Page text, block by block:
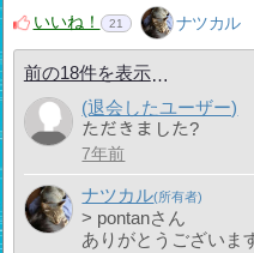
いいね！
21 ナツカル
前の18件を表示
(退会したユーザー)
ただきました?
7年前
ナツカル
> pontanさん
ありがとうございま